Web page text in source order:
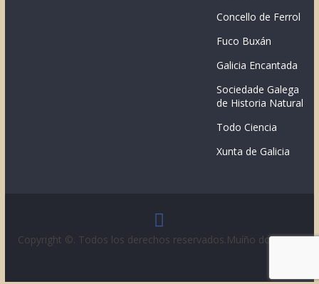
Concello de Ferrol
Fuco Buxán
Galicia Encantada
Sociedade Galega
de Historia Natural
Todo Ciencia
Xunta de Galicia